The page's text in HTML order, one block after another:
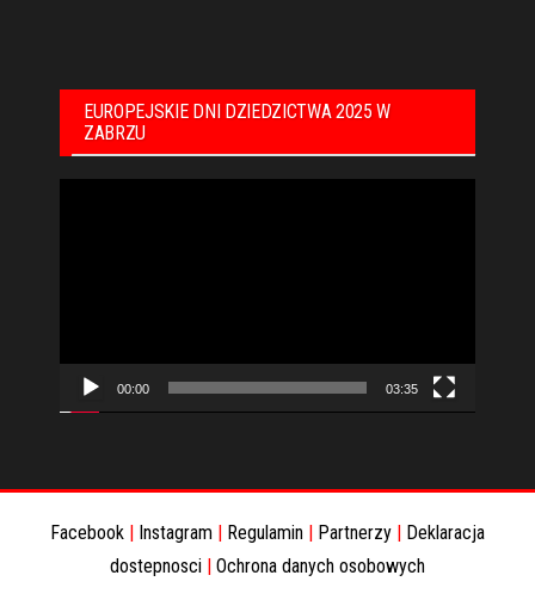
EUROPEJSKIE DNI DZIEDZICTWA 2025 W
ZABRZU
00:00 03:35
Facebook Instagram Regulamin Partnerzy
Deklaracja
dostepnosci
Ochrona danych osobowych